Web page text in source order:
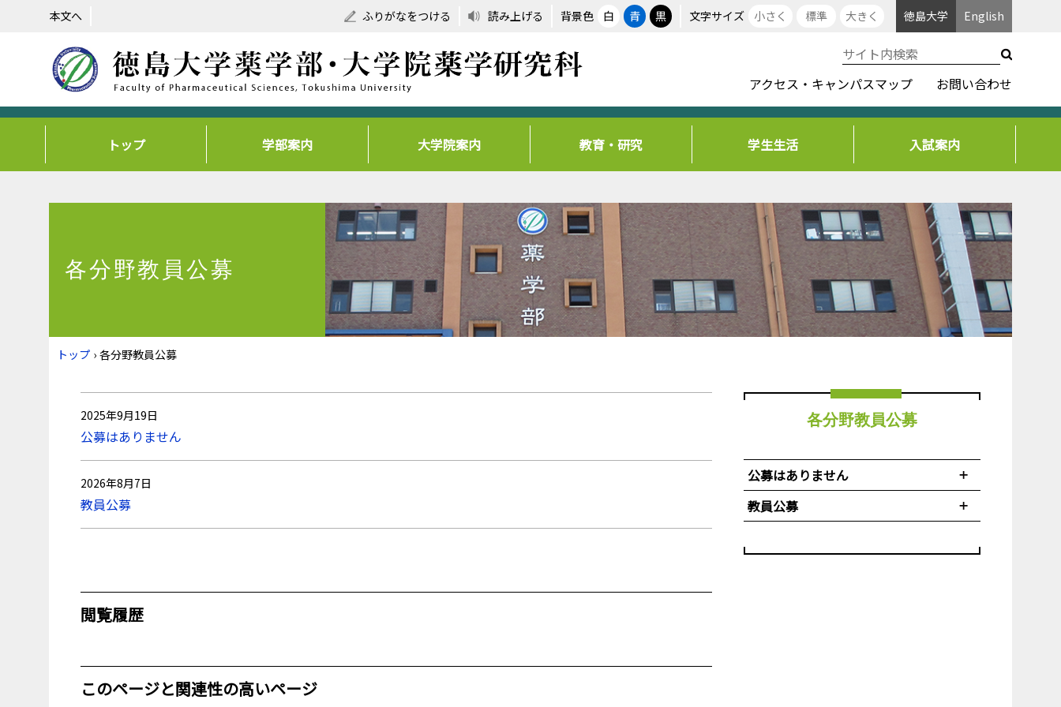
本文へ ふりがなをつける 読み上げる 背景色 白 青 黒 文字サイズ 小さく 標準 大きく 徳島大学 English
アクセス・キャンパスマップ お問い合わせ
トップ 学部案内 大学院案内 教育・研究 学生生活 入試案内
各分野教員公募
トップ › 各分野教員公募
2025年9月19日
公募はありません
2026年8月7日
教員公募
閲覧履歴
このページと関連性の高いページ
各分野教員公募
公募はありません
教員公募